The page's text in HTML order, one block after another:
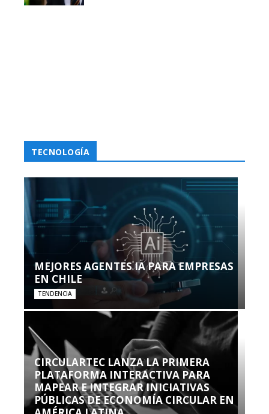
TECNOLOGÍA
MEJORES AGENTES IA PARA EMPRESAS
EN CHILE
TENDENCIA
CIRCULARTEC LANZA LA PRIMERA
PLATAFORMA INTERACTIVA PARA
MAPEAR E INTEGRAR INICIATIVAS
PÚBLICAS DE ECONOMÍA CIRCULAR EN